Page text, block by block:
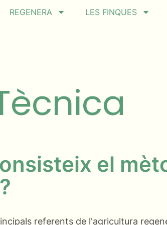
REGENERA LES FINQUES
el
referents de l'agricultura